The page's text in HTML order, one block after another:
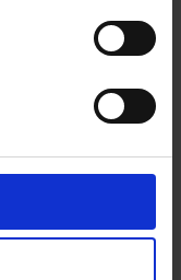
Per finire con
Battiato per la